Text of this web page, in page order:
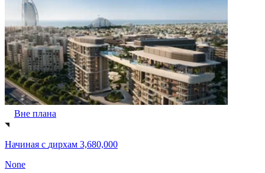
Вне плана
Начиная с дирхам 3,680,000
None